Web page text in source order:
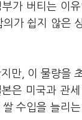
가 버티는 이
가 쉽지 않은
만, 이 물량을
은 미국과 관세
수입을 늘리는